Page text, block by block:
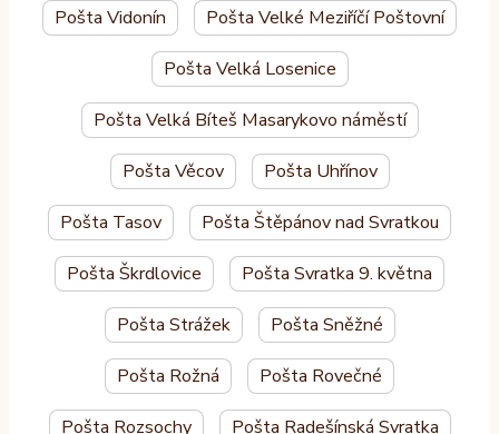
Pošta Vidonín Pošta Velké Meziříčí Poštovní
Pošta Velká Losenice
Pošta Velká Bíteš Masarykovo náměstí
Pošta Věcov Pošta Uhřínov
Pošta Tasov Pošta Štěpánov nad Svratkou
Pošta Škrdlovice Pošta Svratka 9. května
Pošta Strážek Pošta Sněžné
Pošta Rožná Pošta Rovečné
Pošta Rozsochy Pošta Radešínská Svratka